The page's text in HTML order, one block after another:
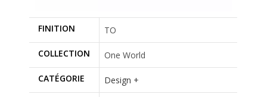
FINITION TO
COLLECTION One World
CATÉGORIE Design +